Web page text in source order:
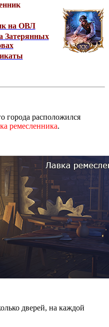
на ОВЛ
Затерянных
города расположился
ремесленника.
дверей, на каждой